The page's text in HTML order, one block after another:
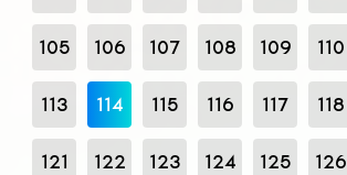
105 106 107 108 109 110
113 114 115 116 117 118
121 122 123 124 125 126